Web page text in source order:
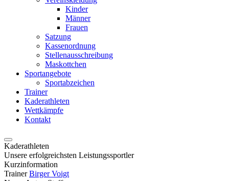
Kinder
Männer
Frauen
Satzung
Kassenordnung
Stellenausschreibung
Maskottchen
Sportangebote
Sportabzeichen
Trainer
Kaderathleten
Wettkämpfe
Kontakt
Kaderathleten
Unsere erfolgreichsten Leistungssportler
Kurzinformation
Trainer Birger Voigt